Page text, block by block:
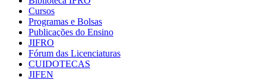
Cursos
Programas e Bolsas
Publicações do Ensino
JIFRO
Fórum das Licenciaturas
CUIDOTECAS
JIFEN